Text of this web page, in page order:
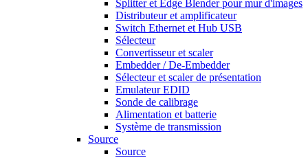
Splitter et Edge Blender pour mur d'images
Distributeur et amplificateur
Switch Ethernet et Hub USB
Sélecteur
Convertisseur et scaler
Embedder / De-Embedder
Sélecteur et scaler de présentation
Emulateur EDID
Sonde de calibrage
Alimentation et batterie
Système de transmission
Source
Source